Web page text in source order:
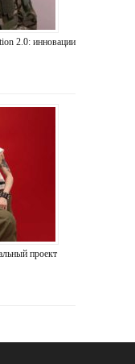
2.0: инновации
проект